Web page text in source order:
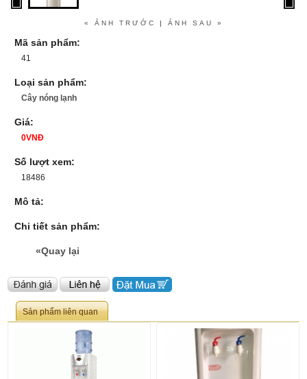
« ẢNH TRƯỚC | ẢNH SAU »
Mã sản phẩm:
41
Loại sản phẩm:
Cây nóng lạnh
Giá:
0VNĐ
Số lượt xem:
18486
Mô tả:
Chi tiết sản phẩm:
«Quay lại
Sản phẩm liên quan